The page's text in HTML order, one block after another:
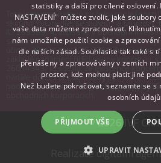
Toto jsou internetové stránky společnosti
skupiny FutureLife, se sídlem na Olomouc,
IČ: 29358914, zapsané v obchodním
soudu v Ostravě, oddíl B, vložka 10467.
účinností ode dne 22.5.2021 členem
základě oznámení řídící osoby koncernu –
26014343. Ta sdělila, že existence
nadále dána s tím, že osoby jí přímo či
podléhat jednotnému řízení ve smyslu
© 2026 IVF
Realizace digitální
statistiky a další pro cílené oslovení.
NASTAVENÍ" můžete zvolit, jaké
vaše data můžeme zpracovávat. Kliknutím
nám umožníte použití cookie a
dle našich zásad. Souhlasíte tak také s
přenášeny a zpracovávány v zemích
prostor, kde mohou platit jiné
Než budete pokračovat, seznamte se s
osobních
PŘIJMOUT VŠE
UPRAVIT